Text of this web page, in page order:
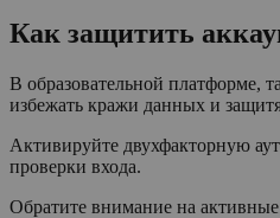
Как защитить
В образовательной платформе,
избежать кражи данных и
Активируйте двухфакторную
проверки входа.
Обратите внимание на активные